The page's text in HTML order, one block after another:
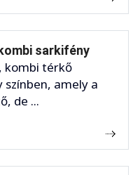
sarkifény
kombi térkő
színben, amely a
de ...